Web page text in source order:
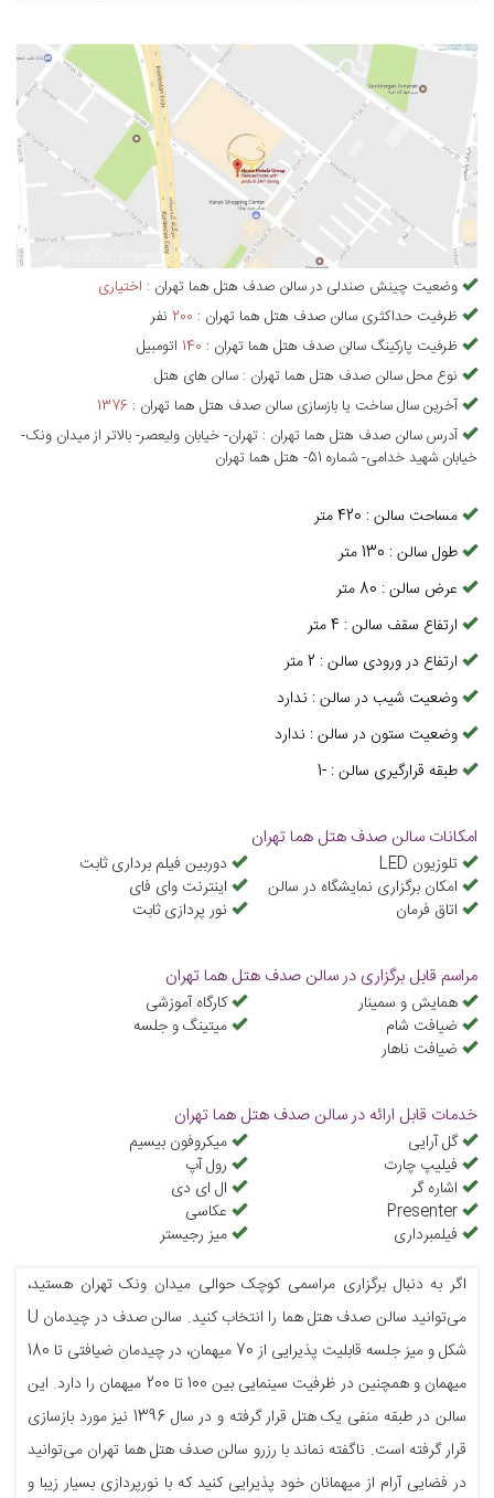
وضعیت چینش صندلی درسالن صدف هتل هما تهران : اختیاری
ظرفیت حداکثری سالن صدف هتل هما تهران :
200 نفر
ظرفیت پارکینگ سالن صدف هتل هما تهران :
140 اتومبیل
نوع محلسالن صدف هتل هما تهران : سالن های هتل
آخرین سال ساخت یا بازسازی سالن صدف هتل هما تهران :
1376
آدرسسالن صدف هتل هما تهران : تهران- خیابان ولیعصر- بالاتر از میدان ونک-
خیابان شهید خدامی- شماره 51- هتل هما تهران
مساحت سالن:
420متر
طول سالن:
130متر
عرض سالن:
80 متر
ارتفاع سقف سالن:
4متر
ارتفاع در ورودی سالن:
2متر
وضعیت شیب در سالن: ندارد
وضعیت ستون در سالن: ندارد
طبقه قرارگیری سالن:
-1
امکانات سالن صدف هتل هما تهران
تلوزیون LED
دوربین فیلم برداری ثابت
امکان برگزاری نمایشگاه در سالن
اینترنت وای فای
اتاق فرمان
نور پردازی ثابت
مراسم قابل برگزاری در سالن صدف هتل هما تهران
همایش و سمینار
کارگاه آموزشی
ضیافت شام
میتینگ و جلسه
ضیافت ناهار
خدمات قابل ارائه در سالن صدف هتل هما تهران
گل آرایی
میکروفون بیسیم
فیلیپ چارت
رول آپ
اشاره گر
ال ای دی
Presenter
عکاسی
فیلمبرداری
میز رجیستر
اگر به دنبال برگزاری مراسمی کوچک حوالی میدان ونک تهران هستید،
می‌توانید سالن صدف هتل هما را انتخاب کنید. سالن صدف در چیدمان U
شکل و میز جلسه قابلیت پذیرایی از 70 میهمان، در چیدمان ضیافتی تا 180
میهمان و همچنین در ظرفیت سینمایی بین 100 تا 200 میهمان را دارد. این
سالن در طبقه منفی یک هتل قرار گرفته و در سال 1396 نیز مورد بازسازی
قرار گرفته است. ناگفته نماند با رزرو سالن صدف هتل هما تهران می‌توانید
در فضایی آرام از میهمانان خود پذیرایی کنید که با نورپردازی بسیار زیبا و